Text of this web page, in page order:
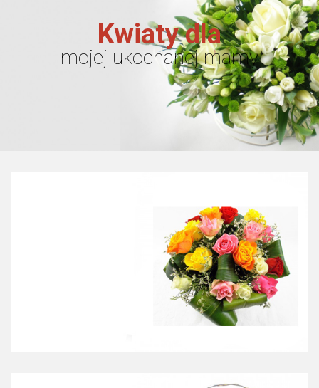
Kwiaty dla
mojej ukochanej mamy